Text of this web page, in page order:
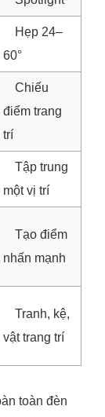
Hẹp 24–
60°
Chiếu
điểm trang
trí
Tập trung
một vị trí
Tạo điểm
nhấn mạnh
Tranh, kệ,
vật trang trí
toàn đèn